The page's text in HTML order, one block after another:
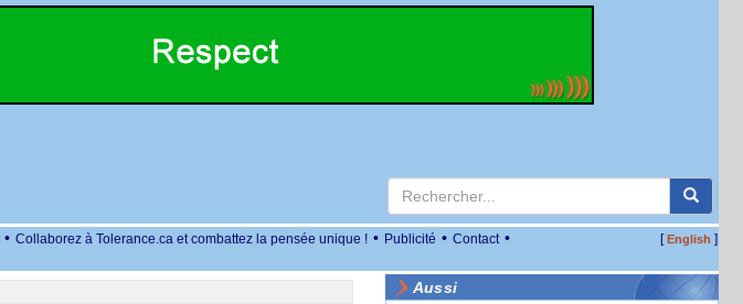
• Collaborez à Tolerance.ca et combattez la pensée unique ! • Publicité • Contact • [English ]
Aussi